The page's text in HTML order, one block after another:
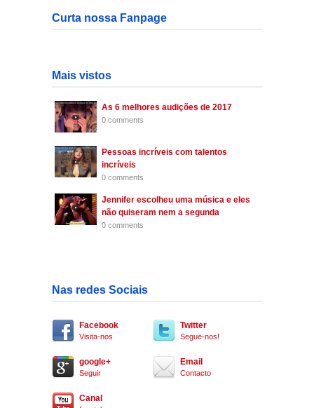
Curta nossa Fanpage
Mais vistos
As 6 melhores audições de 2017
0 comments
Pessoas incríveis com talentos
incríveis
0 comments
Jennifer escolheu uma música e eles
não quiseram nem a segunda
0 comments
Nas redes Sociais
Facebook
Visita-nos
Twitter
Segue-nos!
google+
Seguir
Email
Contacto
Canal